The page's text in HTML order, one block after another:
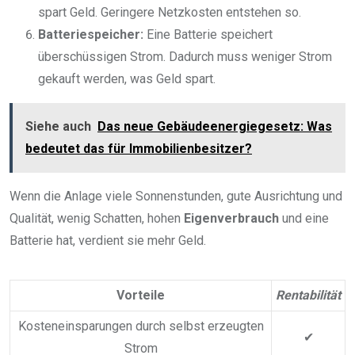
spart Geld. Geringere Netzkosten entstehen so.
Batteriespeicher: Eine Batterie speichert
überschüssigen Strom. Dadurch muss weniger Strom
gekauft werden, was Geld spart.
Siehe auch Das neue Gebäudeenergiegesetz: Was
bedeutet das für Immobilienbesitzer?
Wenn die Anlage viele Sonnenstunden, gute Ausrichtung und
Qualität, wenig Schatten, hohen Eigenverbrauch und eine
Batterie hat, verdient sie mehr Geld.
Vorteile Rentabilität
Kosteneinsparungen durch selbst erzeugten
Strom
✔